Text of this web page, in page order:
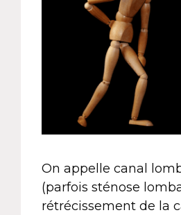
On appelle canal
(parfois sténose
rétrécissement de la